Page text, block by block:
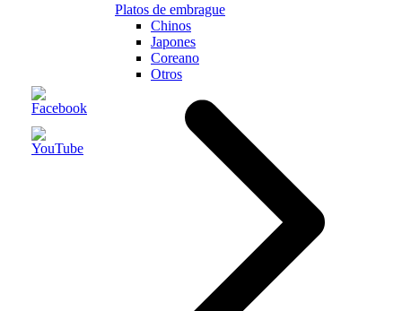
Platos de embrague
Chinos
Japones
Coreano
Otros